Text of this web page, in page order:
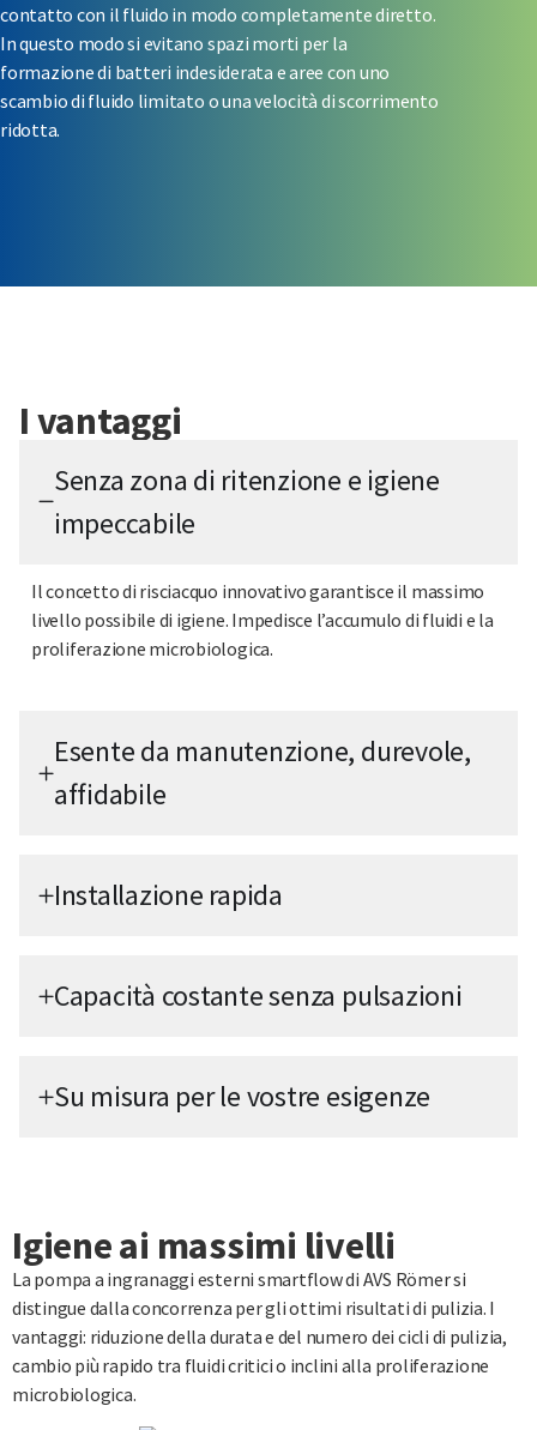
contatto con il fluido in modo completamente diretto.
In questo modo si evitano spazi morti per la
formazione di batteri indesiderata e aree con uno
scambio di fluido limitato o una velocità di scorrimento
ridotta.
I vantaggi
Senza zona di ritenzione e igiene
impeccabile
Il concetto di risciacquo innovativo garantisce il massimo
livello possibile di igiene. Impedisce l’accumulo di fluidi e la
proliferazione microbiologica.
Esente da manutenzione, durevole,
affidabile
Installazione rapida
Capacità costante senza pulsazioni
Su misura per le vostre esigenze
Igiene ai massimi livelli
La pompa a ingranaggi esterni smartflow di AVS Römer si
distingue dalla concorrenza per gli ottimi risultati di pulizia. I
vantaggi: riduzione della durata e del numero dei cicli di pulizia,
cambio più rapido tra fluidi critici o inclini alla proliferazione
microbiologica.